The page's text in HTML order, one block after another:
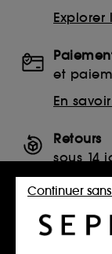
Explorer
et
En
Retours
sous 14
SERVICES,
Continuer